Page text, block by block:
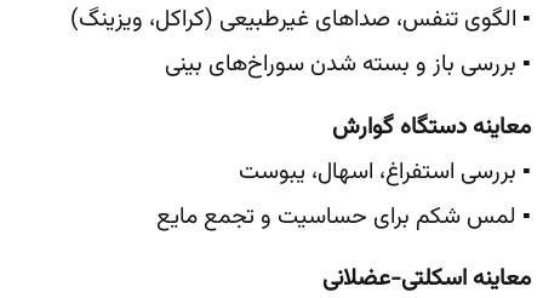
▪️ الگوی تنفس، صداهای غیرطبیعی (کراکل، ویزینگ)
▪️ بررسی باز و بسته شدن سوراخ‌های بینی
معاینه دستگاه گوارش
▪️ بررسی استفراغ، اسهال، یبوست
▪️ لمس شکم برای حساسیت و تجمع مایع
معاینه اسکلتی-عضلانی